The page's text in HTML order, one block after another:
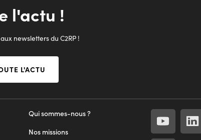
l'actu !
newsletters du C2RP !
L'ACTU
Qui sommes-nous ?
Nos missions